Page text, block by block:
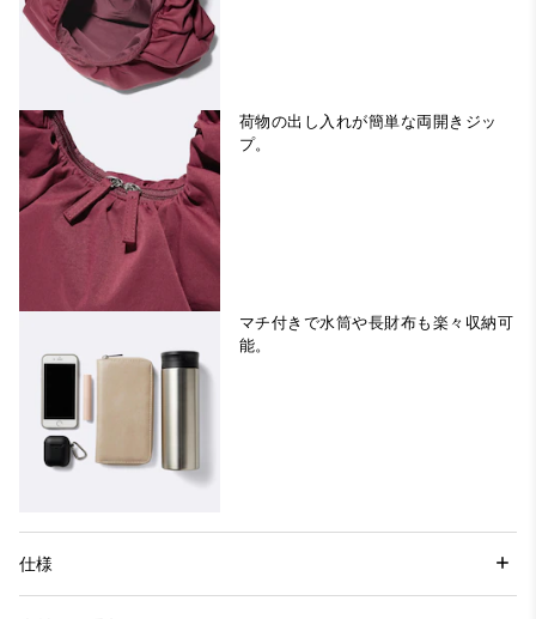
荷物の出し入れが簡単な両開きジッ
プ。
マチ付きで水筒や長財布も楽々収納可
能。
仕様